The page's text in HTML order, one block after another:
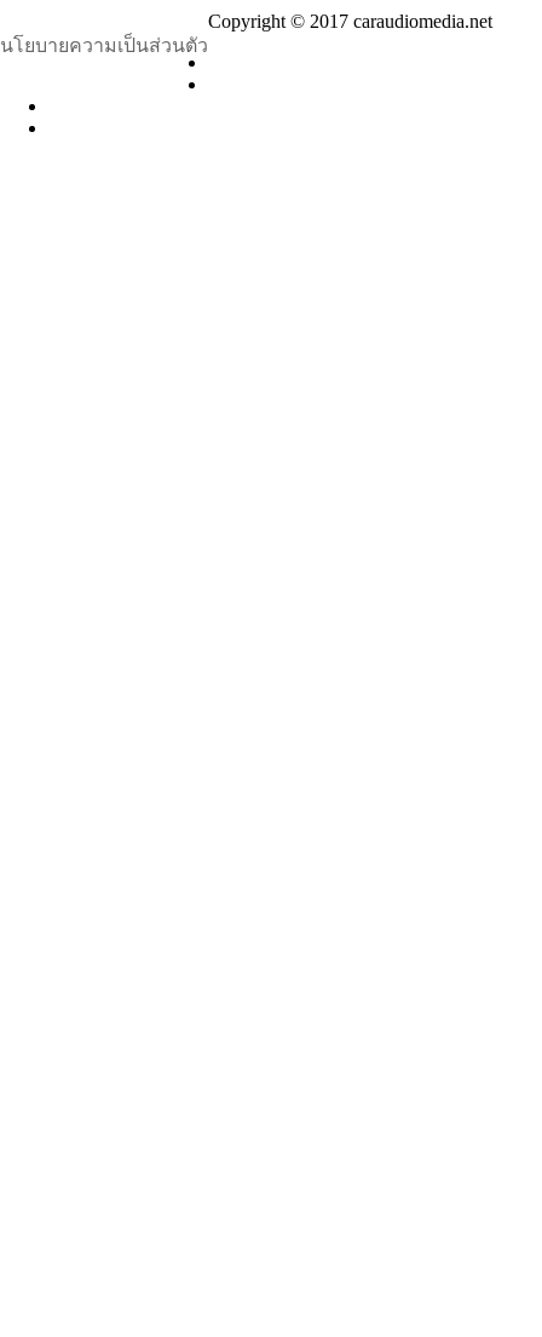
นโยบายความเป็นส่วนตัว
Copyright © 2017 caraudiomedia.net